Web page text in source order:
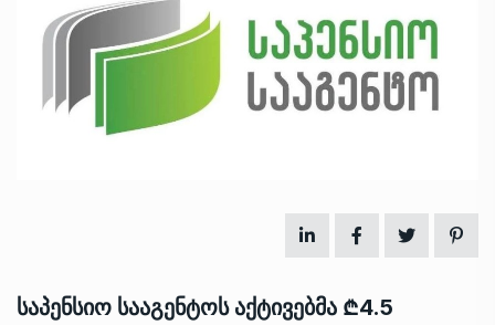
საპენსიო სააგენტოს აქტივებმა ₾4.5